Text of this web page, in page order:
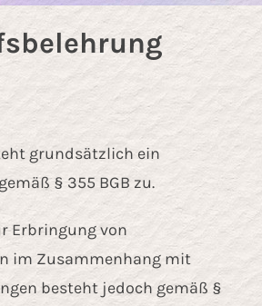
Auftragskunst
Onlineshop
Über mich
Kontakt
grundsätzlich ein
§ 355 BGB zu.
Erbringung von
im Zusammenhang mit
besteht jedoch gemäß §